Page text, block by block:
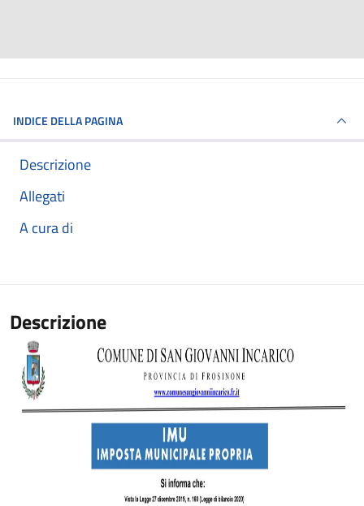
INDICE DELLA PAGINA
Descrizione
Allegati
A cura di
Descrizione